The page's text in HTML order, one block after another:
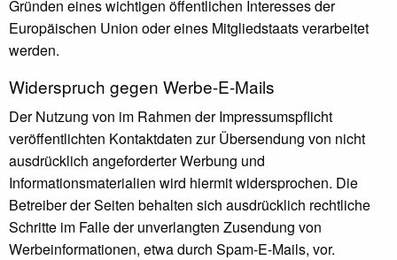
Gründen eines wichtigen öffentlichen Interesses der
Europäischen Union oder eines Mitgliedstaats verarbeitet
werden.
Widerspruch gegen Werbe-E-Mails
Der Nutzung von im Rahmen der Impressumspflicht
veröffentlichten Kontaktdaten zur Übersendung von nicht
ausdrücklich angeforderter Werbung und
Informationsmaterialien wird hiermit widersprochen. Die
Betreiber der Seiten behalten sich ausdrücklich rechtliche
Schritte im Falle der unverlangten Zusendung von
Werbeinformationen, etwa durch Spam-E-Mails, vor.